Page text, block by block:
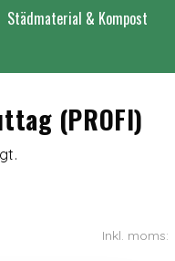
Städmaterial & Kompost
(PROFI)
Inkl. moms: